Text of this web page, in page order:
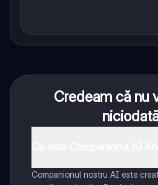
Credeam că nu
Companionul nostru AI este